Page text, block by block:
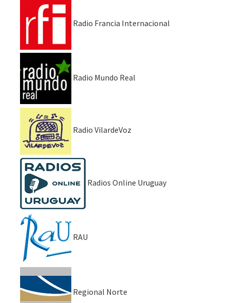
Radio Francia Internacional
Radio Mundo Real
Radio VilardeVoz
Radios Online Uruguay
RAU
Regional Norte